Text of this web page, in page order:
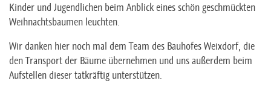
Kinder und Jugendlichen beim Anblick eines schön geschmückten
Weihnachtsbaumen leuchten.
Wir danken hier noch mal dem Team des Bauhofes Weixdorf, die
den Transport der Bäume übernehmen und uns außerdem beim
Aufstellen dieser tatkräftig unterstützen.